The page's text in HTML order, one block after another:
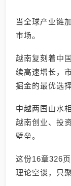
当全球产业链
市场。
越南复刻着中
续高速增长，
掘金的最优选择
中越两国山水
越南创业、投
壁垒。
这份16章326
理论空谈，只